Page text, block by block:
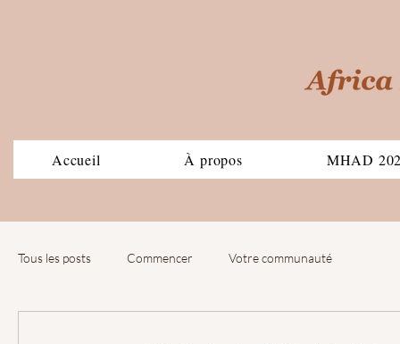
Accueil À propos MHAD
Tous les posts Commencer Votre communauté